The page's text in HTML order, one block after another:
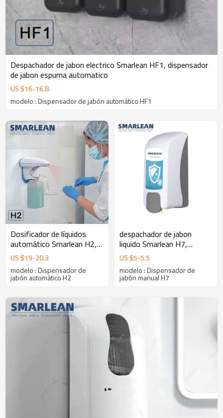
Despachador de jabon electrico Smarlean HF1, dispensador
de jabon espuma automatico
US $16-16.8
modelo : Dispensador de jabón automático HF1
Dosificador de líquidos
automático Smarlean H2,
dispensador eléctrico de
jabón
US $19-20.3
modelo : Dispensador de
jabón automático H2
despachador de jabon
liquido Smarlean H7,
dispensador de jabón pared,
dispensador de jabon
espuma
US $5-5.5
modelo : Dispensador de
jabón manual H7